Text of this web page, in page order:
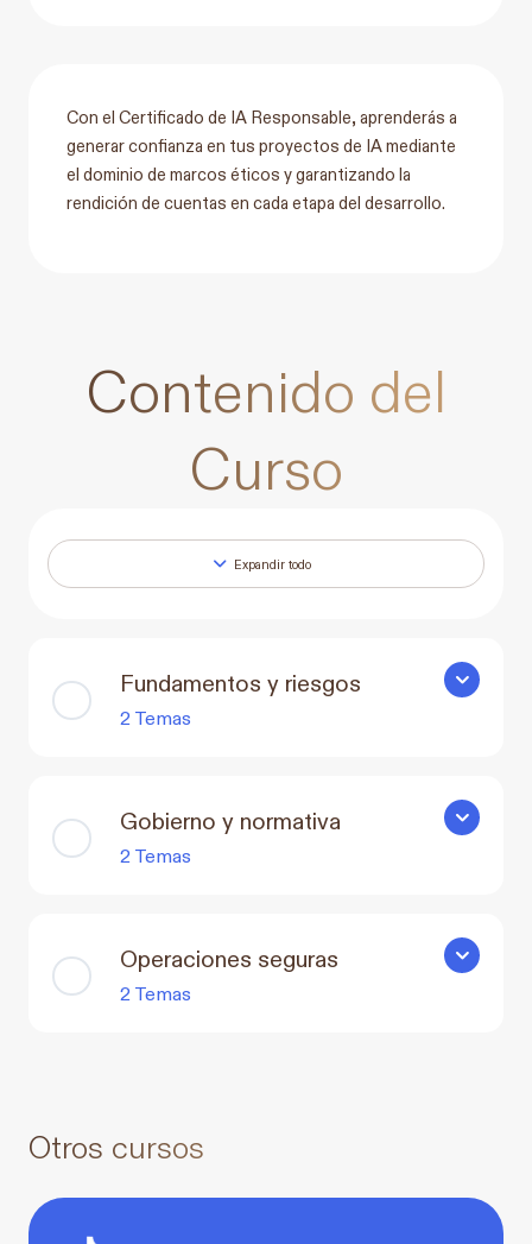
Con el Certificado de IA Responsable, aprenderás a
generar confianza en tus proyectos de IA mediante
el dominio de marcos éticos y garantizando la
rendición de cuentas en cada etapa del desarrollo.
Contenido del
Curso
Expandir todo
Lecciones
Fundamentos y riesgos
2 Temas
Gobierno y normativa
2 Temas
Gobierno
Operaciones seguras
2 Temas
Otros cursos